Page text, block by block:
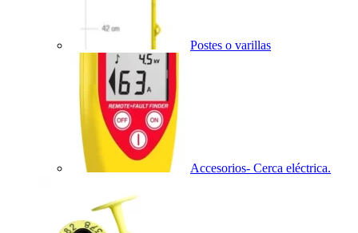
Postes o varillas
Accesorios- Cerca eléctrica.